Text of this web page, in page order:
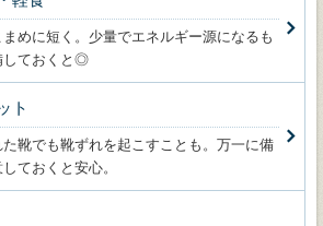
めに短く。少量でエネルギー源になるも
しておくと◎
ト
た靴でも靴ずれを起こすことも。万一に備
ておくと安心。